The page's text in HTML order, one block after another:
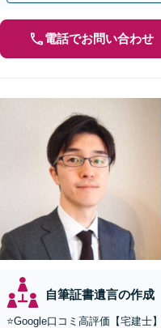
電話でお問い合わせ
自筆証書遺言の作成
⭐️Google口コミ高評価【宅建士